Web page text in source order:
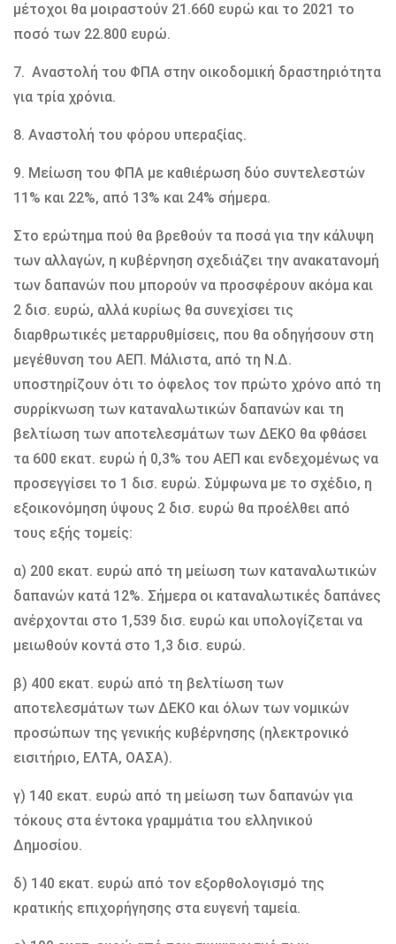
μέτοχοι θα μοιραστούν 21.660 ευρώ και το 2021 το
ποσό των 22.800 ευρώ.
7. Αναστολή του ΦΠΑ στην οικοδομική δραστηριότητα
για τρία χρόνια.
8. Αναστολή του φόρου υπεραξίας.
9. Μείωση του ΦΠΑ με καθιέρωση δύο συντελεστών
11% και 22%, από 13% και 24% σήμερα.
Στο ερώτημα πού θα βρεθούν τα ποσά για την κάλυψη
των αλλαγών, η κυβέρνηση σχεδιάζει την ανακατανομή
των δαπανών που μπορούν να προσφέρουν ακόμα και
2 δισ. ευρώ, αλλά κυρίως θα συνεχίσει τις
διαρθρωτικές μεταρρυθμίσεις, που θα οδηγήσουν στη
μεγέθυνση του ΑΕΠ. Μάλιστα, από τη Ν.Δ.
υποστηρίζουν ότι το όφελος τον πρώτο χρόνο από τη
συρρίκνωση των καταναλωτικών δαπανών και τη
βελτίωση των αποτελεσμάτων των ΔΕΚΟ θα φθάσει
τα 600 εκατ. ευρώ ή 0,3% του ΑΕΠ και ενδεχομένως να
προσεγγίσει το 1 δισ. ευρώ. Σύμφωνα με το σχέδιο, η
εξοικονόμηση ύψους 2 δισ. ευρώ θα προέλθει από
τους εξής τομείς:
α) 200 εκατ. ευρώ από τη μείωση των καταναλωτικών
δαπανών κατά 12%. Σήμερα οι καταναλωτικές δαπάνες
ανέρχονται στο 1,539 δισ. ευρώ και υπολογίζεται να
μειωθoύν κοντά στο 1,3 δισ. ευρώ.
β) 400 εκατ. ευρώ από τη βελτίωση των
αποτελεσμάτων των ΔΕΚΟ και όλων των νομικών
προσώπων της γενικής κυβέρνησης (ηλεκτρονικό
εισιτήριο, ΕΛΤΑ, ΟΑΣΑ).
γ) 140 εκατ. ευρώ από τη μείωση των δαπανών για
τόκους στα έντοκα γραμμάτια του ελληνικού
Δημοσίου.
δ) 140 εκατ. ευρώ από τον εξορθολογισμό της
κρατικής επιχορήγησης στα ευγενή ταμεία.